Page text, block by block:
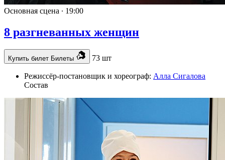
Основная сцена ∙ 19:00
8 разгневанных женщин
Купить билет Билеты 73 шт
Режиссёр-постановщик и хореограф: Алла Сигалова
Состав